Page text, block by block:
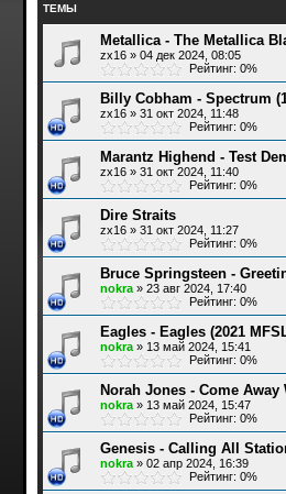
ТЕМЫ
Metallica - The Metallica
zx16» 04 дек 2024, 08:05
Рейтинг: 0%
Billy Cobham - Spectrum
zx16» 31 окт 2024, 11:48
Рейтинг: 0%
Marantz Highend - Test
zx16» 31 окт 2024, 11:40
Рейтинг: 0%
Dire Straits
zx16» 31 окт 2024, 11:27
Рейтинг: 0%
Bruce Springsteen -
nokra» 23 авг 2024, 17:40
Рейтинг: 0%
Eagles - Eagles (2021
nokra» 13 май 2024, 15:41
Рейтинг: 0%
Norah Jones - Come Away
nokra» 13 май 2024, 15:47
Рейтинг: 0%
Genesis - Calling All
nokra» 02 апр 2024, 16:39
Рейтинг: 0%